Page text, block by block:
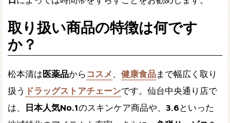
取り扱い商品の特徴は何です
か？
松本清は 医薬品から コスメ 、 健康食品まで幅広く取り
扱う ドラッグストアチェーンです。仙台中央通り店で
は、
日本人気No.1のスキンケア商品や、 3.6 といった